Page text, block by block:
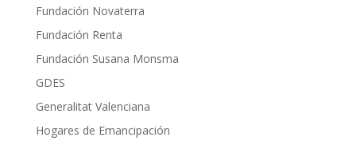
Fundación Novaterra
Fundación Renta
Fundación Susana Monsma
GDES
Generalitat Valenciana
Hogares de Emancipación